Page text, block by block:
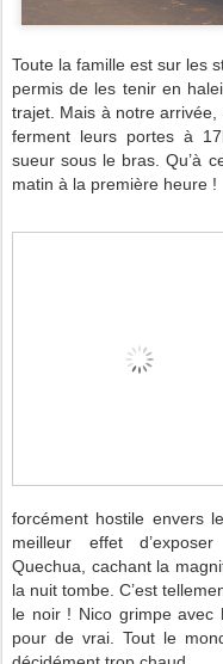
Toute la famille est sur les
permis de les tenir en
trajet. Mais à notre
ferment leurs portes à
sueur sous le bras. Qu’à
matin à la première heure !
forcément hostile envers
meilleur effet
Quechua, cachant la
la nuit tombe. C’est
le noir ! Nico grimpe avec
pour de vrai. Tout le